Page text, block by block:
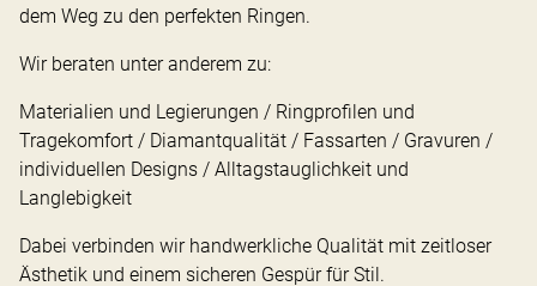
dem Weg zu den perfekten Ringen.
Wir beraten unter anderem zu:
Materialien und Legierungen / Ringprofilen und
Tragekomfort / Diamantqualität / Fassarten / Gravuren /
individuellen Designs / Alltagstauglichkeit und
Langlebigkeit
Dabei verbinden wir handwerkliche Qualität mit zeitloser
Ästhetik und einem sicheren Gespür für Stil.